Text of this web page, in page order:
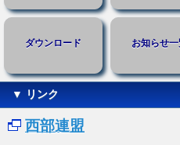
ダウンロード お知らせ
▼ リンク
西部連盟